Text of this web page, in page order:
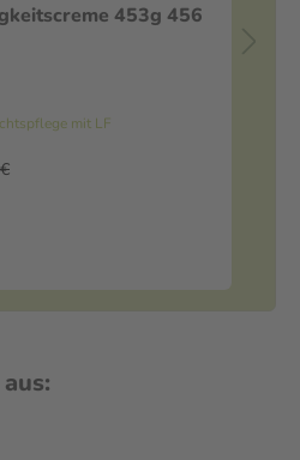
453g 456
mit LF